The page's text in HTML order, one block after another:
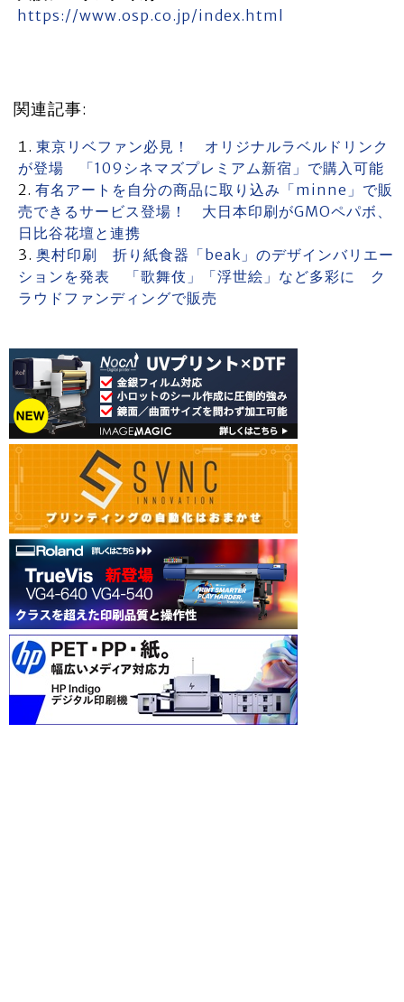
https://www.osp.co.jp/index.html
関連記事:
東京リベファン必見！ オリジナルラベルドリンク
が登場 「109シネマズプレミアム新宿」で購入可能
有名アートを自分の商品に取り込み「minne」で販
売できるサービス登場！ 大日本印刷がGMOペパボ、
日比谷花壇と連携
奥村印刷 折り紙食器「beak」のデザインバリエー
ションを発表 「歌舞伎」「浮世絵」など多彩に ク
ラウドファンディングで販売